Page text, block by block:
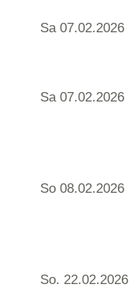
Sa 07.02.2026
Sa 07.02.2026
So 08.02.2026
So. 22.02.2026